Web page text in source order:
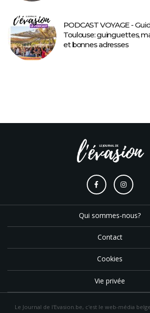
PODCAST VOYAGE -
Toulouse: guinguettes,
et bonnes adresses
Qui sommes-nous?
Contact
Cookies
Vie privée
Le Journal de l'Evasion.be, c'est le web-média